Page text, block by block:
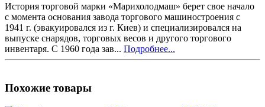
История торговой марки «Марихолодмаш» берет свое начало
с момента основания завода торгового машиностроения с
1941 г. (эвакуировался из г. Киев) и специализировался на
выпуске снарядов, торговых весов и другого торгового
инвентаря. С 1960 года зав... Подробнее...
Похожие товары